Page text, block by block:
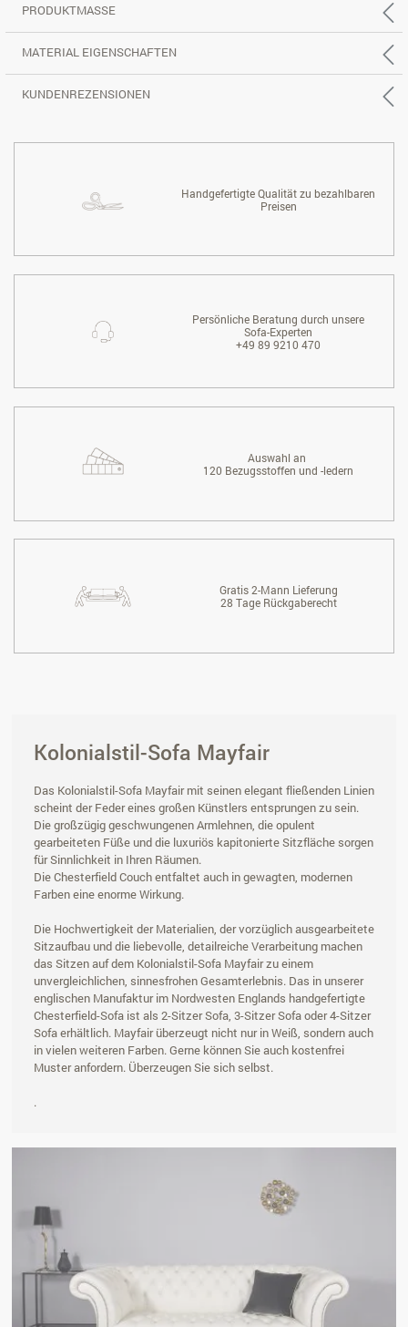
PRODUKTMASSE
MATERIAL EIGENSCHAFTEN
KUNDENREZENSIONEN
Handgefertigte Qualität zu bezahlbaren
Preisen
Persönliche Beratung durch unsere
Sofa-Experten
+49 89 9210 470
Auswahl an
120 Bezugsstoffen und -ledern
Gratis 2-Mann Lieferung
28 Tage Rückgaberecht
Kolonialstil-Sofa Mayfair
Das Kolonialstil-Sofa Mayfair mit seinen elegant fließenden Linien
scheint der Feder eines großen Künstlers entsprungen zu sein.
Die großzügig geschwungenen Armlehnen, die opulent
gearbeiteten Füße und die luxuriös kapitonierte Sitzfläche sorgen
für Sinnlichkeit in Ihren Räumen.
Die Chesterfield Couch entfaltet auch in gewagten, modernen
Farben eine enorme Wirkung.
Die Hochwertigkeit der Materialien, der vorzüglich ausgearbeitete
Sitzaufbau und die liebevolle, detailreiche Verarbeitung machen
das Sitzen auf dem Kolonialstil-Sofa Mayfair zu einem
unvergleichlichen, sinnesfrohen Gesamterlebnis. Das in unserer
englischen Manufaktur im Nordwesten Englands handgefertigte
Chesterfield-Sofa ist als 2-Sitzer Sofa, 3-Sitzer Sofa oder 4-Sitzer
Sofa erhältlich. Mayfair überzeugt nicht nur in Weiß, sondern auch
in vielen weiteren Farben. Gerne können Sie auch kostenfrei
Muster anfordern. Überzeugen Sie sich selbst.
.